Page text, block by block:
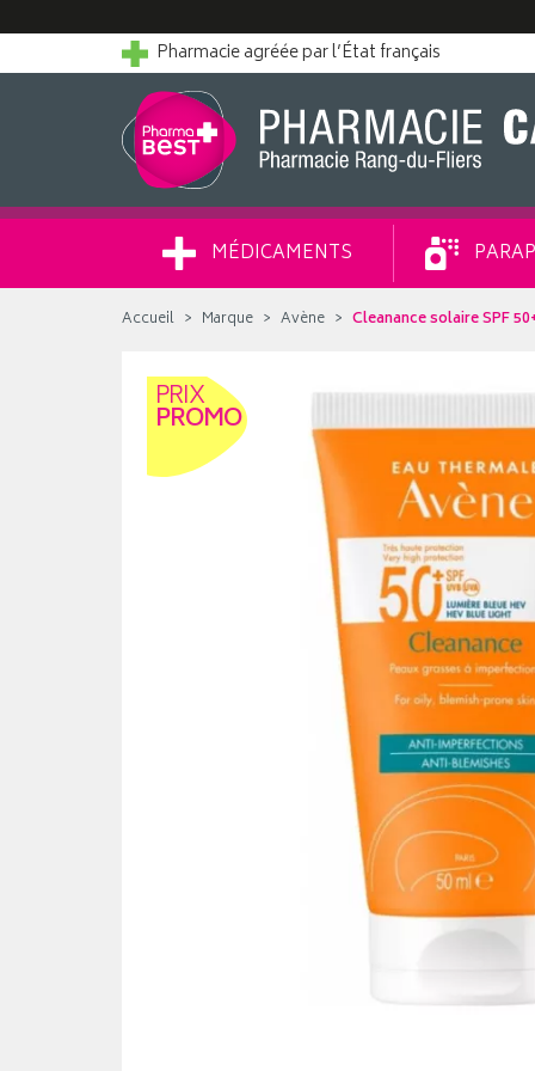
Pharmacie agréée par l’État français
MÉDICAMENTS
Accueil Marque Avène Cleanance solaire SPF
PRIX
PROMO